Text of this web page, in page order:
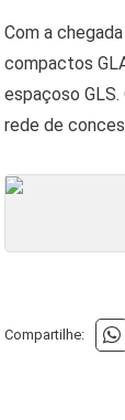
Com a
compactos
espaçoso GLS.
rede de
Compartilhe: